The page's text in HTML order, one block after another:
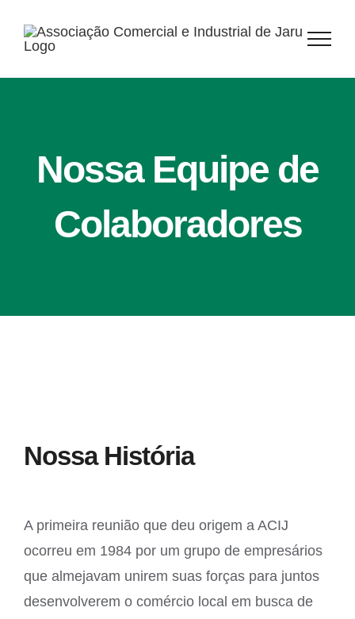
para
Nossa Equipe de
Colaboradores
Nossa História
A primeira reunião que deu origem a ACIJ
ocorreu em 1984 por um grupo de empresários
que almejavam unirem suas forças para juntos
desenvolverem o comércio local em busca de